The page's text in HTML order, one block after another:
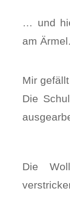
… und
am Ärmel.
Mir
Die
Die